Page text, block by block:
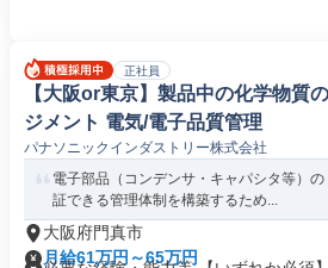
正社員
【大阪or東京】製品中の化学物質
ジメント 電気/電子品質管理
パナソニックインダストリー株式会社
電子部品（コンデンサ・キャパシタ等）
証できる管理体制を構築するため...
大阪府門真市
月給61万円～65万円